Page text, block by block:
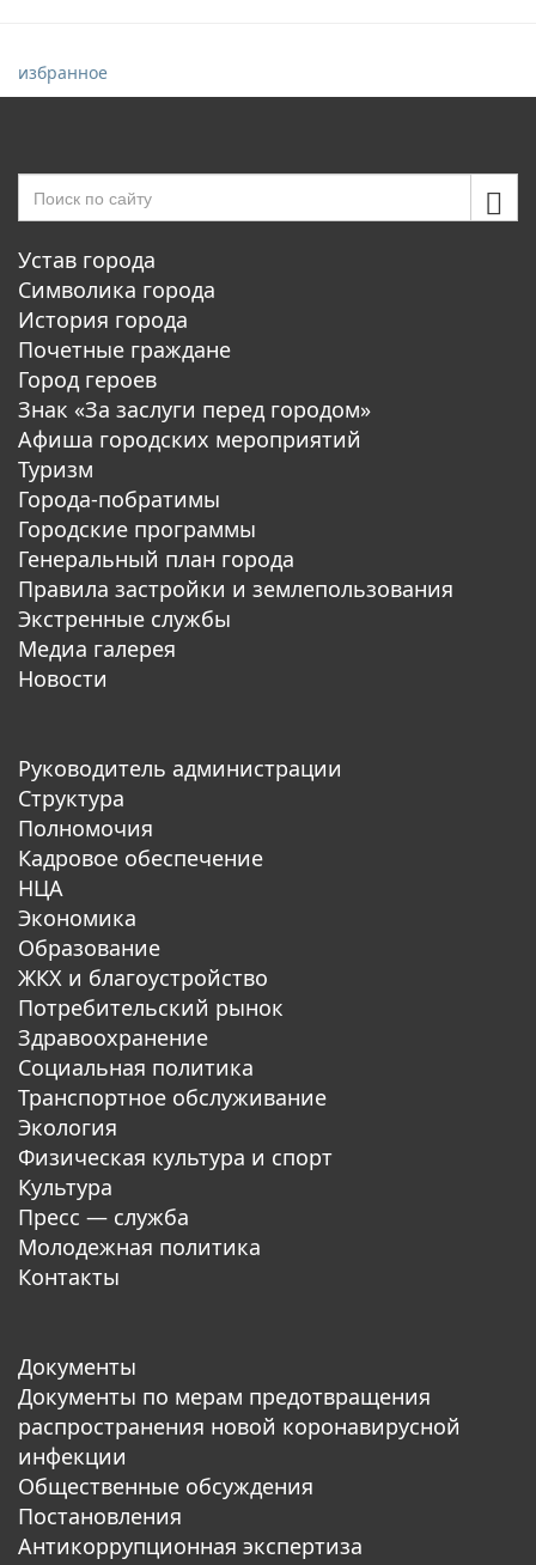
избранное
Устав города
Символика города
История города
Почетные граждане
Город героев
Знак «За заслуги перед городом»
Афиша городских мероприятий
Туризм
Города-побратимы
Городские программы
Генеральный план города
Правила застройки и землепользования
Экстренные службы
Медиа галерея
Новости
Руководитель администрации
Структура
Полномочия
Кадровое обеспечение
НЦА
Экономика
Образование
ЖКХ и благоустройство
Потребительский рынок
Здравоохранение
Социальная политика
Транспортное обслуживание
Экология
Физическая культура и спорт
Культура
Пресс — служба
Молодежная политика
Контакты
Документы
Документы по мерам предотвращения
распространения новой коронавирусной
инфекции
Общественные обсуждения
Постановления
Антикоррупционная экспертиза